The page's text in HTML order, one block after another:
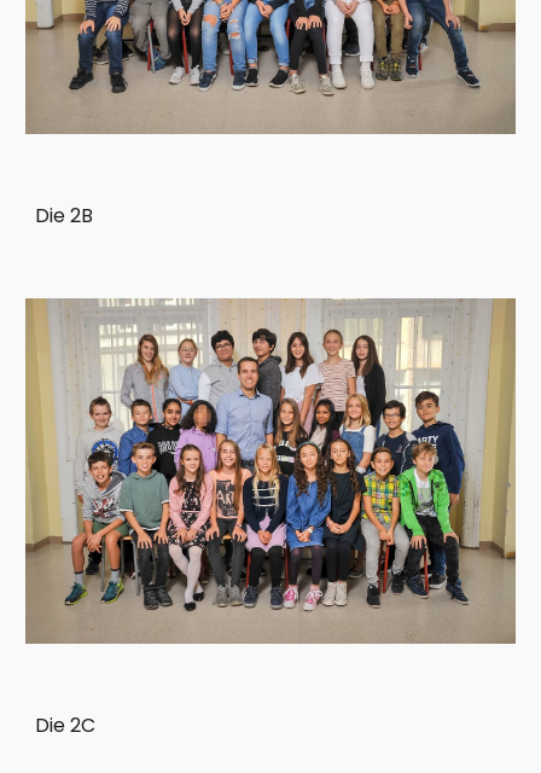
Die 2B
Die 2C